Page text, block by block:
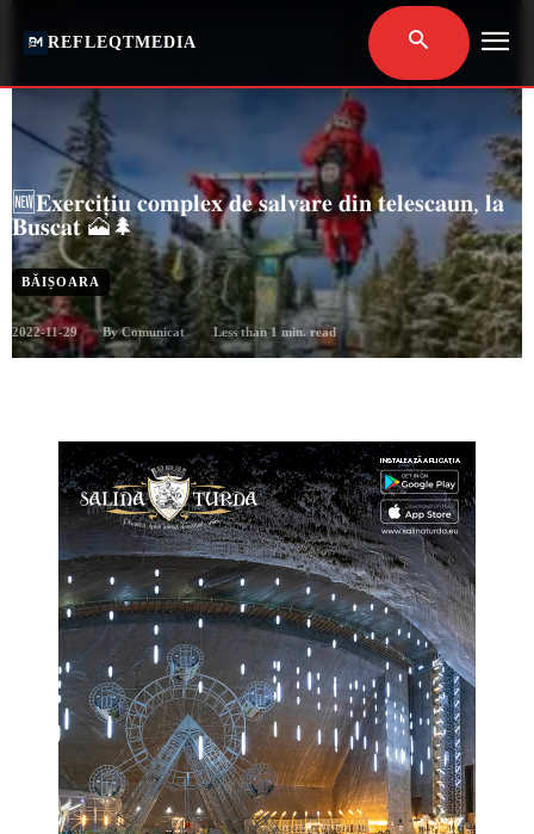
REFLEQTMEDIA
🆕𝐄𝐱𝐞𝐫𝐜𝐢𝐭̦𝐢𝐮 𝐜𝐨𝐦𝐩𝐥𝐞𝐱 𝐝𝐞 𝐬𝐚𝐥𝐯𝐚𝐫𝐞 𝐝𝐢𝐧 𝐭𝐞𝐥𝐞𝐬𝐜𝐚𝐮𝐧, 𝐥𝐚
𝐁𝐮𝐬𝐜𝐚𝐭 🗻🌲
BĂIȘOARA
2022-11-29 By Comunicat Less than 1 min. read